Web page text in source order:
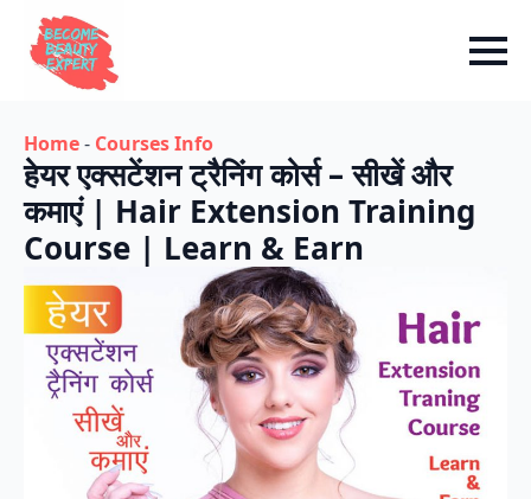
Home- Courses Info
हेयर एक्सटेंशन ट्रैनिंग कोर्स – सीखें और
कमाएं | Hair Extension Training
Course | Learn & Earn